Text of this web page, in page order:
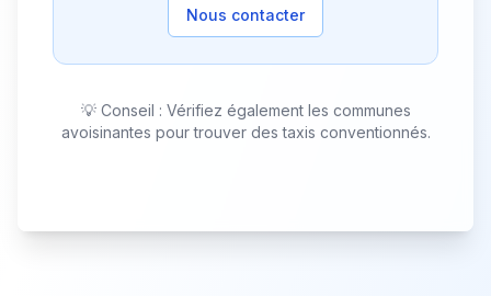
Nous contacter
💡 Conseil : Vérifiez également les communes
avoisinantes pour trouver des taxis conventionnés.